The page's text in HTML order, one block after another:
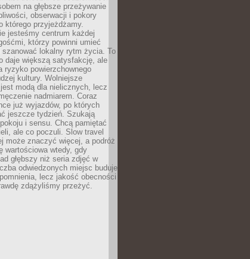
na głębsze przeżywanie
obserwacji i pokory
którego przyjeżdżamy.
jesteśmy centrum każdej
którzy powinni umieć
szanować lokalny rytm życia. To
daje większą satysfakcję, ale
ryzyko powierzchownego
kultury. Wolniejsze
modą dla nielicznych, lecz
nadmiarem. Coraz
już wyjazdów, po których
jeszcze tydzień. Szukają
i sensu. Chcą pamiętać
ale co poczuli. Slow travel
może znaczyć więcej, a podróż
wartościowa wtedy, gdy
głębszy niż seria zdjęć w
odwiedzonych miejsc buduje
lecz jakość obecności
zdążyliśmy przeżyć.